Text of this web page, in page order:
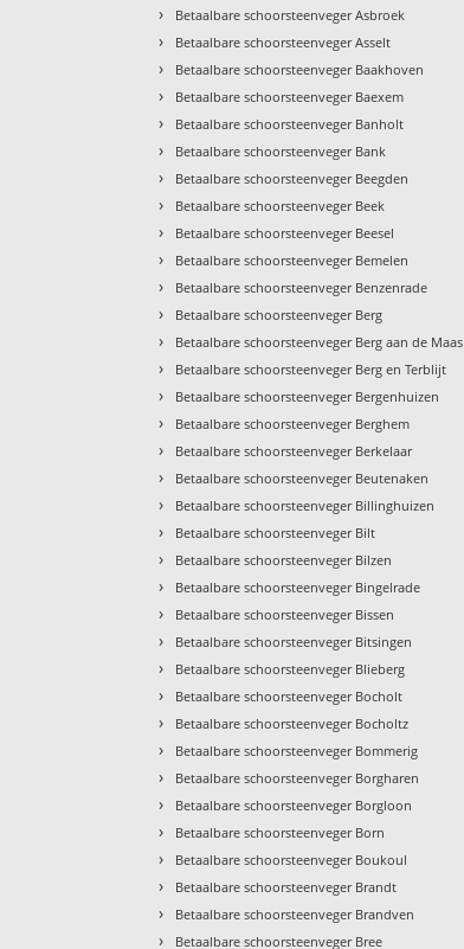
› Betaalbare schoorsteenveger Asbroek
› Betaalbare schoorsteenveger Asselt
› Betaalbare schoorsteenveger Baakhoven
› Betaalbare schoorsteenveger Baexem
› Betaalbare schoorsteenveger Banholt
› Betaalbare schoorsteenveger Bank
› Betaalbare schoorsteenveger Beegden
› Betaalbare schoorsteenveger Beek
› Betaalbare schoorsteenveger Beesel
› Betaalbare schoorsteenveger Bemelen
› Betaalbare schoorsteenveger Benzenrade
› Betaalbare schoorsteenveger Berg
› Betaalbare schoorsteenveger Berg aan de Maas
› Betaalbare schoorsteenveger Berg en Terblijt
› Betaalbare schoorsteenveger Bergenhuizen
› Betaalbare schoorsteenveger Berghem
› Betaalbare schoorsteenveger Berkelaar
› Betaalbare schoorsteenveger Beutenaken
› Betaalbare schoorsteenveger Billinghuizen
› Betaalbare schoorsteenveger Bilt
› Betaalbare schoorsteenveger Bilzen
› Betaalbare schoorsteenveger Bingelrade
› Betaalbare schoorsteenveger Bissen
› Betaalbare schoorsteenveger Bitsingen
› Betaalbare schoorsteenveger Blieberg
› Betaalbare schoorsteenveger Bocholt
› Betaalbare schoorsteenveger Bocholtz
› Betaalbare schoorsteenveger Bommerig
› Betaalbare schoorsteenveger Borgharen
› Betaalbare schoorsteenveger Borgloon
› Betaalbare schoorsteenveger Born
› Betaalbare schoorsteenveger Boukoul
› Betaalbare schoorsteenveger Brandt
› Betaalbare schoorsteenveger Brandven
› Betaalbare schoorsteenveger Bree